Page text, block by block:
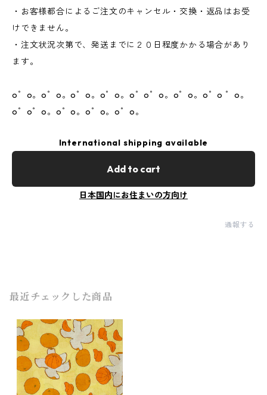
・お客様都合によるご注文のキャンセル・交換・返品はお受
けできません。
・注文状況次第で、発送までに２０日程度かかる場合があり
ます。
o゜o。o゜o。o゜o。o゜o。o゜o゜o。o゜o。o゜o ゜o。
o゜o゜o。o゜o。o゜o。o゜o。
International shipping available
Add to cart
日本国内にお住まいの方向け
通報する
最近チェックした商品